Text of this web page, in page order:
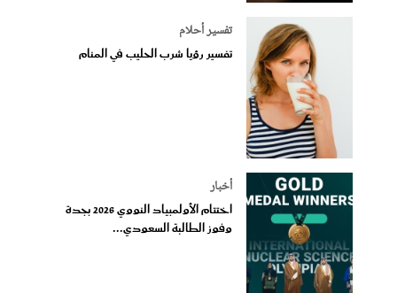
تفسير أحلام
تفسير رؤيا شرب الحليب في المنام
أخبار
اختتام الأولمبياد النووي 2026 بجدة
وفوز الطالبة السعودي...